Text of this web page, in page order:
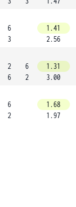
6
3
1.41
2.56
2
6
6
2
1.31
3.00
6
2
1.68
1.97